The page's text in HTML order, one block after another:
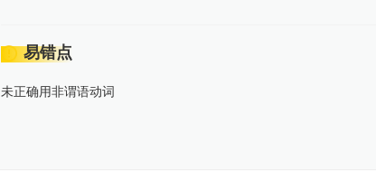
易错点
未正确用非谓语动词